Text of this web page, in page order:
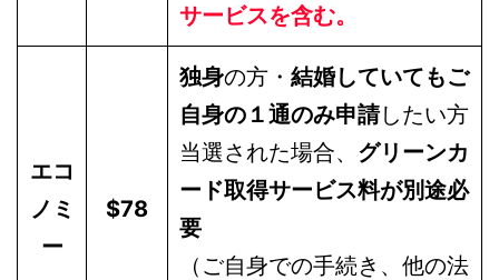
サービスを含む。
エコ
ノミ
ー
$78
独身の方・ 結婚していてもご
自身の１通のみ申請したい方
当選された場合、 グリーンカ
ード取得サービス料が別途必
要
（ご自身での手続き、他の法